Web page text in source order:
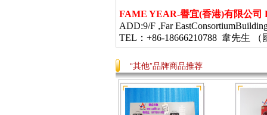
FAME YEAR-譽宜(香港)有限公司
ADD:9/F ,Far
TEL：+86-18666210788 韋先生
“其他”品牌商品推荐